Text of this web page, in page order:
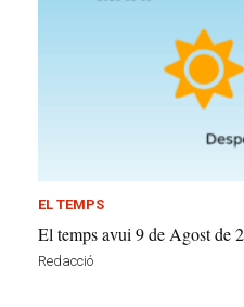
EL TEMPS
El temps avui 9 de Agost de
Redacció